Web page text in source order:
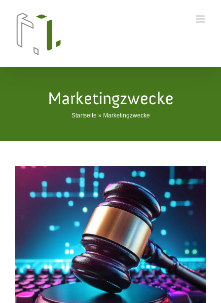
Marketingzwecke
Startseite » Marketingzwecke